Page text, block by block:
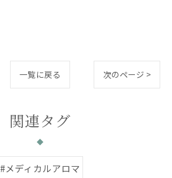
一覧に戻る 次のページ >
関連タグ
#メディカルアロマ